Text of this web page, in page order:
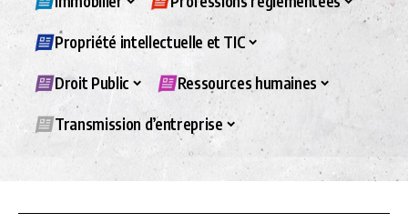
Propriété intellectuelle et TIC
Droit Public Ressources humaines
Transmission d’entreprise